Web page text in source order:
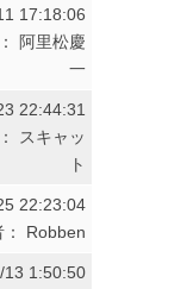
17:18:06
阿里松慶
一
22:44:31
スキャッ
ト
22:23:04
： Robben
13 1:50:50